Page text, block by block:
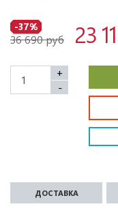
-37%
36 690 руб 23
+
-
ДОСТАВКА